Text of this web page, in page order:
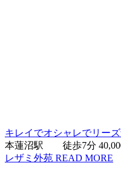
キレイでオシャレでリー
本蓮沼駅 徒歩7分
レザミ外苑 READ MORE